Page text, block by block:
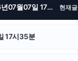
문하수구막힘
강아지파양
노원구하수구막힘 사전 점검 안내 2026년07월07일 17시38분 현재글
17시35분